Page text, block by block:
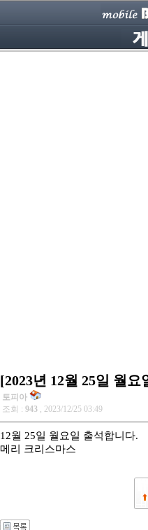
[2023년 12월 25일 월요
토피아
조회 : 943 , 2023/12/25 03:49
12월 25일 월요일 출석합니다.
메리 크리스마스